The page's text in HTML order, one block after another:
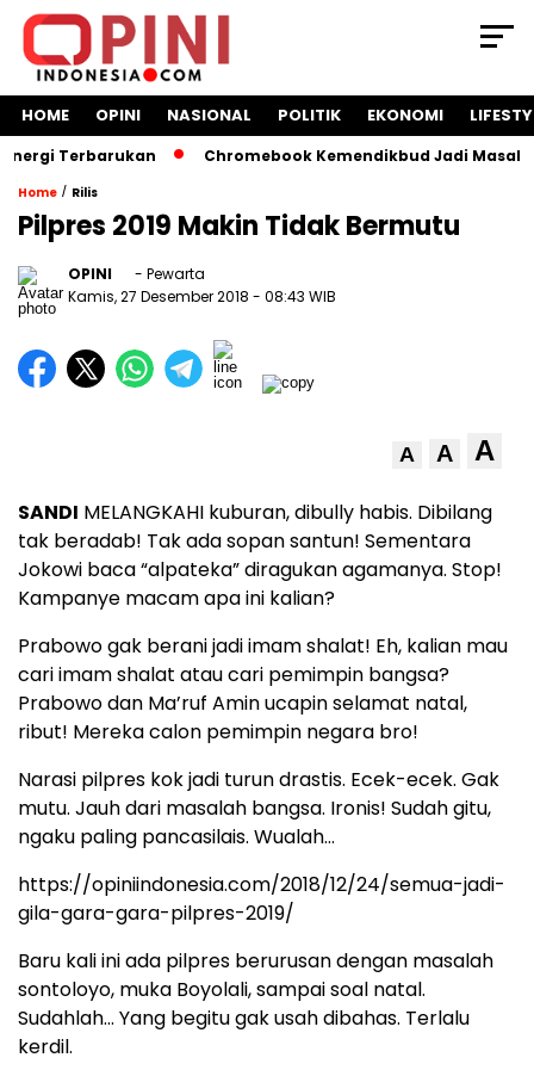
HOME OPINI NASIONAL POLITIK EKONOMI
Terbarukan Chromebook Kemendikbud Jadi Masalah
Home / Rilis
Pilpres 2019 Makin Tidak Bermutu
OPINI
- Pewarta
Kamis, 27 Desember 2018 - 08:43 WIB
A A A
SANDI MELANGKAHI kuburan, dibully habis. Dibilang
tak beradab! Tak ada sopan santun! Sementara
Jokowi baca “alpateka” diragukan agamanya. Stop!
Kampanye macam apa ini kalian?
Prabowo gak berani jadi imam shalat! Eh, kalian mau
cari imam shalat atau cari pemimpin bangsa?
Prabowo dan Ma’ruf Amin ucapin selamat natal,
ribut! Mereka calon pemimpin negara bro!
Narasi pilpres kok jadi turun drastis. Ecek-ecek. Gak
mutu. Jauh dari masalah bangsa. Ironis! Sudah gitu,
ngaku paling pancasilais. Wualah…
https://opiniindonesia.com/2018/12/24/semua-jadi-
gila-gara-gara-pilpres-2019/
Baru kali ini ada pilpres berurusan dengan masalah
sontoloyo, muka Boyolali, sampai soal natal.
Sudahlah… Yang begitu gak usah dibahas. Terlalu
kerdil.